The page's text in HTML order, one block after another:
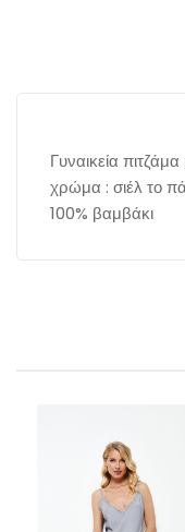
Γυναικεία
χρώμα : σιέλ το
100% βαμβάκι